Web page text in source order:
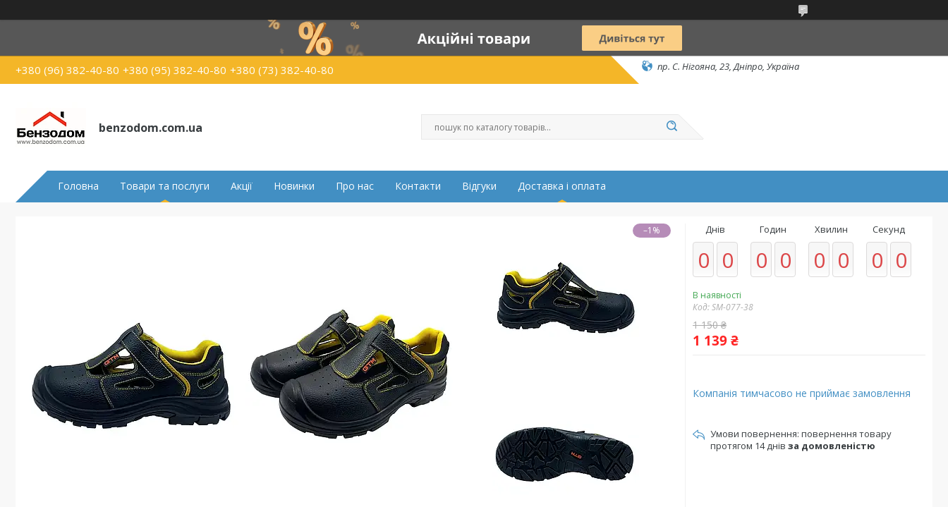
+380 (96) 382-40-80 +380 (95) 382-40-80 +380 (73) 382-40-80 пр. С. Нігояна, 23, Дніпро, Україна
benzodom.com.ua
Головна Товари та послуги Акції Новинки Про нас Контакти Відгуки Доставка і оплата
–1% Днів
0 0
Годин
0 0
Хвилин
0 0
Секунд
0 0
В наявності
Код:SM-077-38
1 150 ₴
1 139 ₴
Компанія тимчасово не приймає замовлення
повернення товару
протягом 14 днів за домовленістю